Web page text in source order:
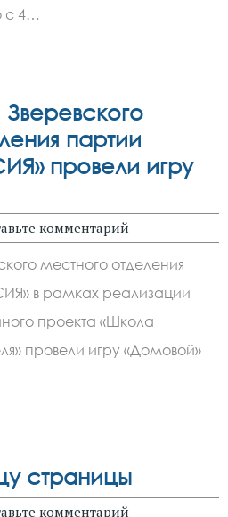
с 4…
партии
провели игру
комментарий
местного отделения
в рамках реализации
проекта «Школа
провели игру «Домовой»
страницы
комментарий